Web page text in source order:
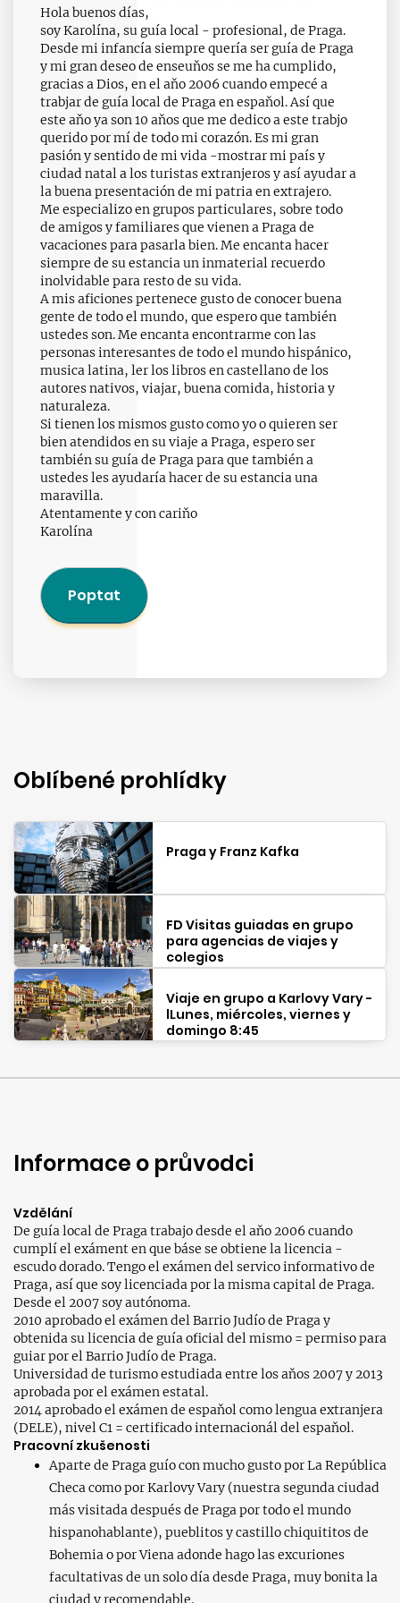
Hola buenos días,
soy Karolína, su guía local - profesional, de Praga.
Desde mi infancía siempre quería ser guía de Praga
y mi gran deseo de enseuňos se me ha cumplido,
gracias a Dios, en el aňo 2006 cuando empecé a
trabjar de guía local de Praga en espaňol. Así que
este aňo ya son 10 aňos que me dedico a este trabjo
querido por mí de todo mi corazón. Es mi gran
pasión y sentido de mi vida -mostrar mi país y
ciudad natal a los turistas extranjeros y así ayudar a
la buena presentación de mi patria en extrajero.
Me especializo en grupos particulares, sobre todo
de amigos y familiares que vienen a Praga de
vacaciones para pasarla bien. Me encanta hacer
siempre de su estancia un inmaterial recuerdo
inolvidable para resto de su vida.
A mis aficiones pertenece gusto de conocer buena
gente de todo el mundo, que espero que también
ustedes son. Me encanta encontrarme con las
personas interesantes de todo el mundo hispánico,
musica latina, ler los libros en castellano de los
autores nativos, viajar, buena comida, historia y
naturaleza.
Si tienen los mismos gusto como yo o quieren ser
bien atendidos en su viaje a Praga, espero ser
también su guía de Praga para que también a
ustedes les ayudaría hacer de su estancia una
maravilla.
Atentamente y con cariňo
Karolína
Poptat
Oblíbené prohlídky
Praga y Franz Kafka
FD Visitas guiadas en grupo
para agencias de viajes y
colegios
Viaje en grupo a Karlovy Vary -
lLunes, miércoles, viernes y
domingo 8:45
Informace o průvodci
Vzdělání
De guía local de Praga trabajo desde el aňo 2006 cuando
cumplí el exáment en que báse se obtiene la licencia -
escudo dorado. Tengo el exámen del servico informativo de
Praga, así que soy licenciada por la misma capital de Praga.
Desde el 2007 soy autónoma.
2010 aprobado el exámen del Barrio Judío de Praga y
obtenida su licencia de guía oficial del mismo = permiso para
guiar por el Barrio Judío de Praga.
Universidad de turismo estudiada entre los aňos 2007 y 2013
aprobada por el exámen estatal.
2014 aprobado el exámen de espaňol como lengua extranjera
(DELE), nivel C1 = certificado internacionál del espaňol.
Pracovní zkušenosti
Aparte de Praga guío con mucho gusto por La República
Checa como por Karlovy Vary (nuestra segunda ciudad
más visitada después de Praga por todo el mundo
hispanohablante), pueblitos y castillo chiquititos de
Bohemia o por Viena adonde hago las excuriones
facultativas de un solo día desde Praga, muy bonita la
ciudad y recomendable.